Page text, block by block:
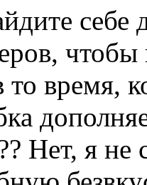
себе
чтобы
то время,
Нет, я